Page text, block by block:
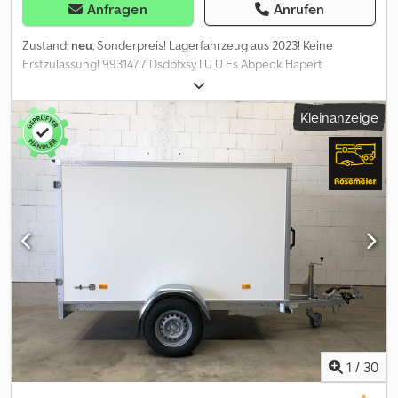
Anfragen Anrufen
Zustand: neu, Sonderpreis! Lagerfahrzeug aus 2023! Keine
Erstzulassung! 9931477 Dsdpfxsy I U U Es Abpeck Hapert
Kühlanhänger Hersteller: Hapert Typ: Sapphire L-2 Innenmaße:
3050 X 1540 X 2100 mm L.B.H. Zul. Gesamtgewicht: 3000 kg
Leergewicht: ca. 894 kg Nutzlast: ca. 2106 kg (Nutzlastangaben
können je nach Ausstattung und Konstruktion abweichen)
Bereifung: 185/R14C Stahlfelge Kühlaggregat an Stirnseite
verbaut Bediendisplay zum Einstellen der Temperatur, einfache
Handhabung Wandstärke 40 mm Farbe weiß, mit glatter
Oberfläche - ideal zum Beschriften Doppelflügeltür hinten 2
Rangiergriffe vorne Innenbeleuchtung Sehr stabiler, komplett
verschweißter und verzinkter Stahlrahmen Zahlreiche
Querträger unter der Ladefläche ermöglichen hohe
Punktbelastungen Aluminiumriffelblech auf Multiplex Boden
montiert Aluminium Scheuerschutz beidseitig und an der
Stirnseite 4 Kurbeldrehstützen Wartungsfreie Gummifederachse
von BPW Rückfahrautomatik Schutzbügel vor den Kotflügeln 13
poliger Stecker Beleuchtung im Heckrahmen versenkt,
integrierte Nebelschlussleuchte Automatikstützrad
Kleinanzeige
1 / 30